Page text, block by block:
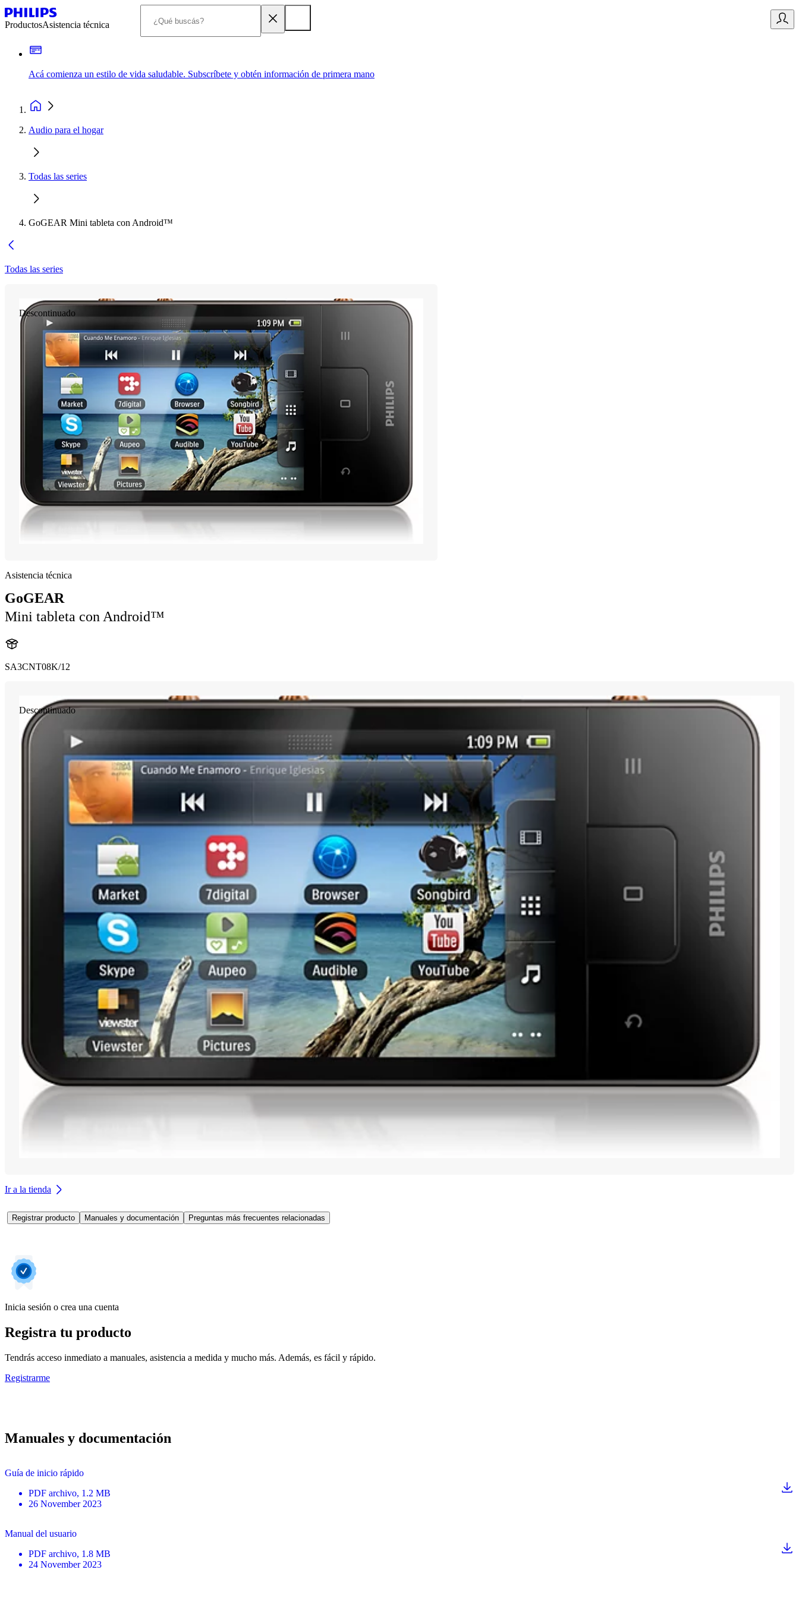
ProductosAsistencia técnica
Acá comienza un estilo de vida saludable. Subscríbete y obtén información de primera mano
Audio para el hogar
Todas las series
GoGEAR Mini tableta con Android™
Todas las series
Descontinuado
Asistencia técnica
GoGEAR
Mini tableta con Android™
SA3CNT08K/12
Descontinuado
Ir a la tienda
Registrar producto Manuales y documentación Preguntas más frecuentes relacionadas
Inicia sesión o crea una cuenta
Registra tu producto
Tendrás acceso inmediato a manuales, asistencia a medida y mucho más. Además, es fácil y rápido.
Registrarme
Manuales y documentación
Guía de inicio rápido
PDF archivo, 1.2 MB
26 November 2023
Manual del usuario
PDF archivo, 1.8 MB
24 November 2023